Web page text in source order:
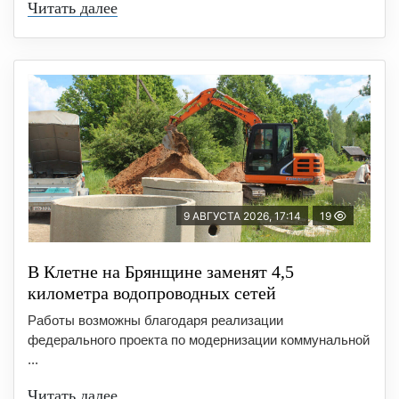
Читать далее
9 АВГУСТА 2026, 17:14 19
В Клетне на Брянщине заменят 4,5
километра водопроводных сетей
Работы возможны благодаря реализации
федерального проекта по модернизации коммунальной
...